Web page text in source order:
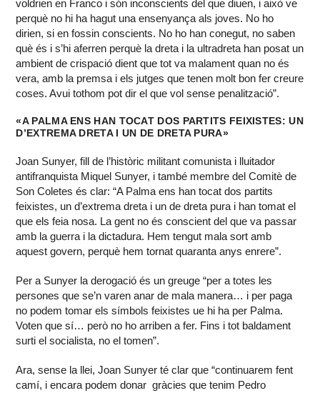
voldrien en Franco i són inconscients del que diuen, i això ve
perquè no hi ha hagut una ensenyança als joves. No ho
dirien, si en fossin conscients. No ho han conegut, no saben
què és i s’hi aferren perquè la dreta i la ultradreta han posat un
ambient de crispació dient que tot va malament quan no és
vera, amb la premsa i els jutges que tenen molt bon fer creure
coses. Avui tothom pot dir el que vol sense penalització”.
«A PALMA ENS HAN TOCAT DOS PARTITS FEIXISTES: UN
D’EXTREMA DRETA I UN DE DRETA PURA»
Joan Sunyer, fill de l’històric militant comunista i lluitador
antifranquista Miquel Sunyer, i també membre del Comitè de
Son Coletes és clar: “A Palma ens han tocat dos partits
feixistes, un d’extrema dreta i un de dreta pura i han tomat el
que els feia nosa. La gent no és conscient del que va passar
amb la guerra i la dictadura. Hem tengut mala sort amb
aquest govern, perquè hem tornat quaranta anys enrere”.
Per a Sunyer la derogació és un greuge “per a totes les
persones que se’n varen anar de mala manera… i per paga
no podem tomar els símbols feixistes ue hi ha per Palma.
Voten que sí… però no ho arriben a fer. Fins i tot baldament
surti el socialista, no el tomen”.
Ara, sense la llei, Joan Sunyer té clar que “continuarem fent
camí, i encara podem donar gràcies que tenim Pedro